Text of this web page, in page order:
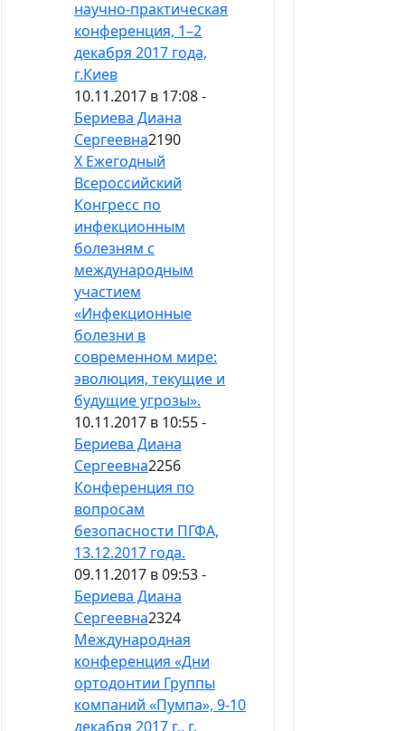
научно-практическая
конференция, 1–2
декабря 2017 года,
г.Киев
10.11.2017 в 17:08 -
Бериева Диана
Сергеевна2190
X Ежегодный
Всероссийский
Конгресс по
инфекционным
болезням с
международным
участием
«Инфекционные
болезни в
современном мире:
эволюция, текущие и
будущие угрозы».
10.11.2017 в 10:55 -
Бериева Диана
Сергеевна2256
Конференция по
вопросам
безопасности ПГФА,
13.12.2017 года.
09.11.2017 в 09:53 -
Бериева Диана
Сергеевна2324
Международная
конференция «Дни
ортодонтии Группы
компаний «Пумпа», 9-10
декабря 2017 г., г.